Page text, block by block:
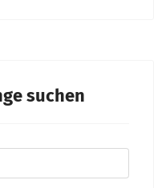
suchen